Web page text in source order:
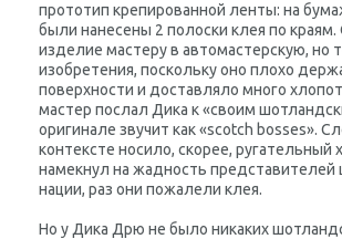
прототип крепированной ленты: на
были нанесены 2 полоски клея по краям.
изделие мастеру в автомастерскую, но
изобретения, поскольку оно плохо
поверхности и доставляло много
мастер послал Дика к «своим
оригинале звучит как «scotch bosses».
контексте носило, скорее, ругательный
намекнул на жадность представителей
нации, раз они пожалели клея.
Но у Дика Дрю не было никаких